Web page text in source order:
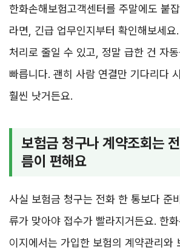
한화손해보험고객센터를 주말에도 붙
라면, 긴급 업무인지부터 확인해보세요
처리로 줄일 수 있고, 정말 급한 건 자
빠릅니다. 괜히 사람 연결만 기다리다
훨씬 낫거든요.
보험금 청구나 계약조회는
름이 편해요
사실 보험금 청구는 전화 한 통보다 준
류가 맞아야 접수가 빨라지거든요. 한
이지에서는 가입한 보험의 계약관리와